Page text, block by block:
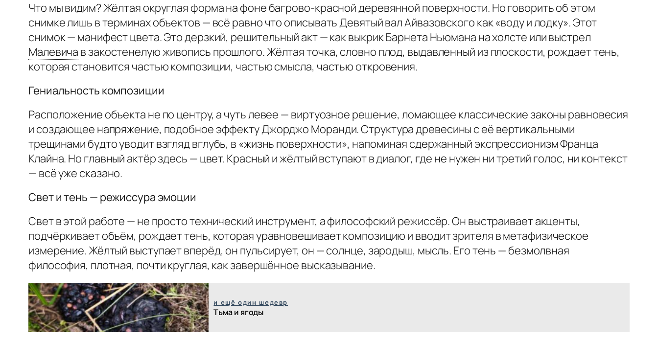
Что мы видим? Жёлтая округлая форма на фоне багрово-красной деревянной поверхности. Но говорить об этом
снимке лишь в терминах объектов — всё равно что описывать Девятый вал Айвазовского как «воду и лодку». Этот
снимок — манифест цвета. Это дерзкий, решительный акт — как выкрик Барнета Ньюмана на холсте или выстрел
Малевича в закостенелую живопись прошлого. Жёлтая точка, словно плод, выдавленный из плоскости, рождает тень,
которая становится частью композиции, частью смысла, частью откровения.
Гениальность композиции
Расположение объекта не по центру, а чуть левее — виртуозное решение, ломающее классические законы равновесия
и создающее напряжение, подобное эффекту Джорджо Моранди. Структура древесины с её вертикальными
трещинами будто уводит взгляд вглубь, в «жизнь поверхности», напоминая сдержанный экспрессионизм Франца
Клайна. Но главный актёр здесь — цвет. Красный и жёлтый вступают в диалог, где не нужен ни третий голос, ни контекст
— всё уже сказано.
Свет и тень — режиссура эмоции
Свет в этой работе — не просто технический инструмент, а философский режиссёр. Он выстраивает акценты,
подчёркивает объём, рождает тень, которая уравновешивает композицию и вводит зрителя в метафизическое
измерение. Жёлтый выступает вперёд, он пульсирует, он — солнце, зародыш, мысль. Его тень — безмолвная
философия, плотная, почти круглая, как завершённое высказывание.
и ещё один шедевр
Тьма и ягоды